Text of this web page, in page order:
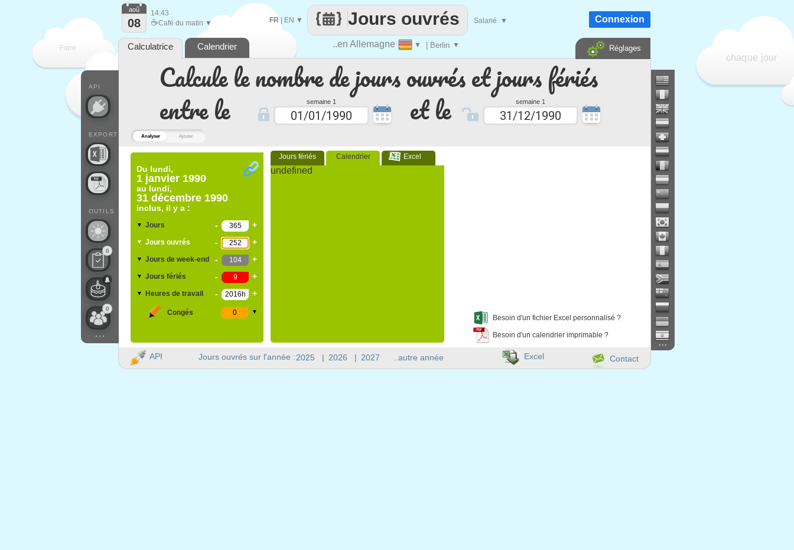
Analyser Ajouter
Calcule le nombre de jours ouvrés et jours fériés
entre le
semaine 1 et le semaine 1
Du lundi,
1 janvier 1990
au lundi,
31 décembre 1990
inclus, il y a :
▼ Jours - +
▼ Jours ouvrés - +
▼ Jours de week-end - +
▼ Jours fériés - +
▼ Heures de travail - +
Congés ▼
Jours fériés Calendrier Excel
undefined
Besoin d'un fichier Excel personnalisé ?
Besoin d'un calendrier imprimable ?
Faire
chaque jour
..en Allemagne ▼ | Berlin ▼
Jours ouvrés
FR| EN ▼ Salarié ▼
API
EXPORT
OUTILS
0
0
...
aoû
08
14:43
☕Café du matin ▼ Connexion
Calculatrice Calendrier Réglages
Jours ouvrés sur l'année :2025 | 2026 | 2027 ..autre année
...
API Contact
Excel